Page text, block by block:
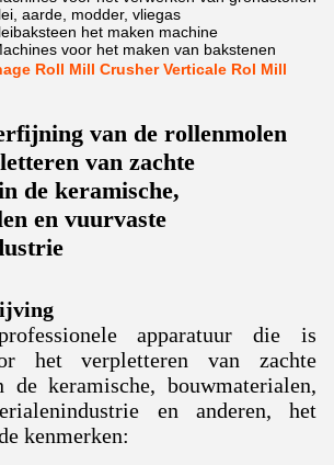
aarde, modder, vliegas
het maken machine
voor het maken van bakstenen
Roll Mill Crusher Verticale Rol Mill
van de rollenmolen
van zachte
de keramische,
en vuurvaste
apparatuur die is
het verpletteren van zachte
de keramische, bouwmaterialen,
en anderen, het
kenmerken: